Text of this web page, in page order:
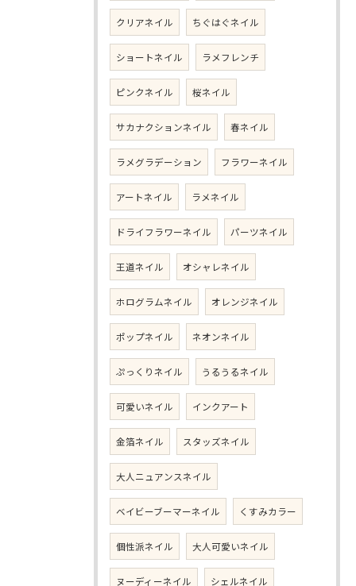
クリアネイル ちぐはぐネイル
ショートネイル ラメフレンチ
ピンクネイル 桜ネイル
サカナクションネイル 春ネイル
ラメグラデーション フラワーネイル
アートネイル ラメネイル
ドライフラワーネイル パーツネイル
王道ネイル オシャレネイル
ホログラムネイル オレンジネイル
ポップネイル ネオンネイル
ぷっくりネイル うるうるネイル
可愛いネイル インクアート
金箔ネイル スタッズネイル
大人ニュアンスネイル
ベイビーブーマーネイル くすみカラー
個性派ネイル 大人可愛いネイル
ヌーディーネイル シェルネイル